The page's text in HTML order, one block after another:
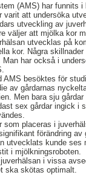
(AMS) har funnits
varit att undersöka
utveckling av
väljer att mjölka kor
utvecklas på
kor. Några
har också i
AMS besöktes för
av gårdarnas
Men bara sju
sex gårdar ingick i
som placeras i
förändring
utvecklats kunde
i mjölkningsroboten.
i vissa
ska skötas optimalt.